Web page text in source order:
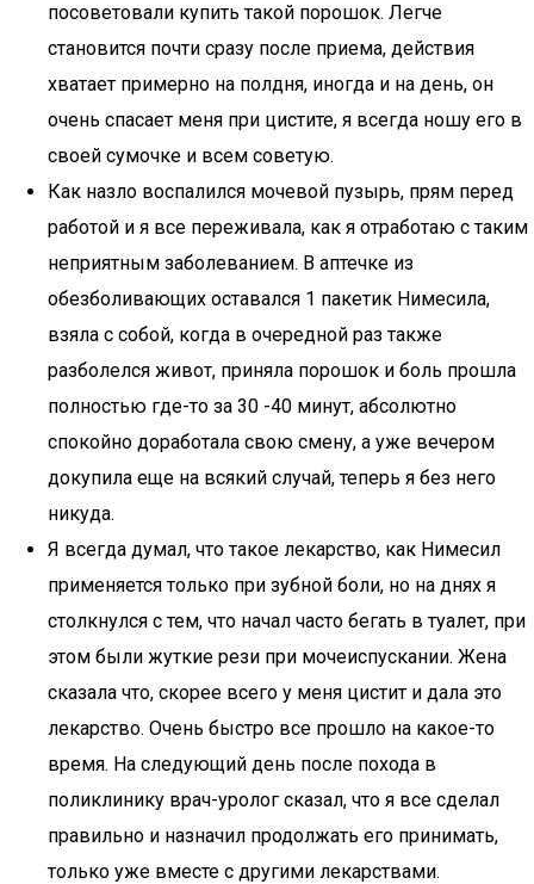
посоветовали купить такой порошок. Легче
становится почти сразу после приема, действия
хватает примерно на полдня, иногда и на день, он
очень спасает меня при цистите, я всегда ношу его в
своей сумочке и всем советую.
Как назло воспалился мочевой пузырь, прям перед
работой и я все переживала, как я отработаю с таким
неприятным заболеванием. В аптечке из
обезболивающих оставался 1 пакетик Нимесила,
взяла с собой, когда в очередной раз также
разболелся живот, приняла порошок и боль прошла
полностью где-то за 30 -40 минут, абсолютно
спокойно доработала свою смену, а уже вечером
докупила еще на всякий случай, теперь я без него
никуда.
Я всегда думал, что такое лекарство, как Нимесил
применяется только при зубной боли, но на днях я
столкнулся с тем, что начал часто бегать в туалет, при
этом были жуткие рези при мочеиспускании. Жена
сказала что, скорее всего у меня цистит и дала это
лекарство. Очень быстро все прошло на какое-то
время. На следующий день после похода в
поликлинику врач-уролог сказал, что я все сделал
правильно и назначил продолжать его принимать,
только уже вместе с другими лекарствами.